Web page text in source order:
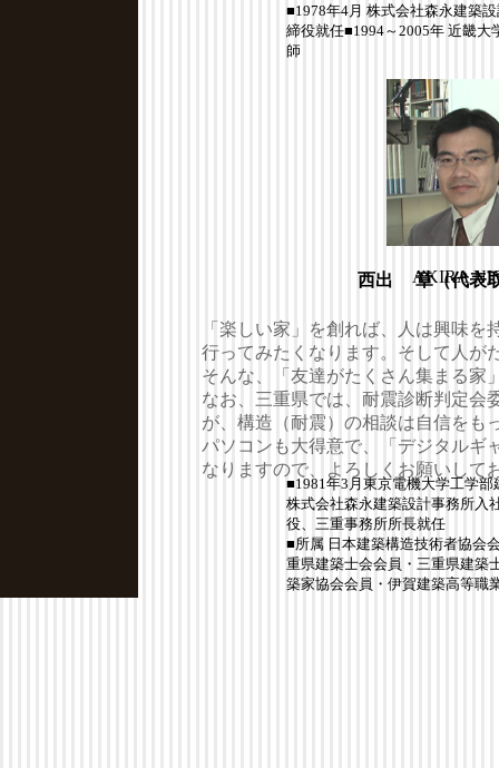
AKIRA
「楽しい家」を創れば、人は興味
行ってみたくなります。そして人が
そんな、「友達がたくさん集まる家
なお、三重県では、耐震診断判定会
が、構造（耐震）の相談は自信をも
パソコンも大得意で、「デジタルギ
なりますので、よろしくお願いして
西出 章（代表
■1981年3月東京電機大学工学
株式会社森永建築設計事務所入
役、三重事務所所長就任
■所属 日本建築構造技術者協会
重県建築士会会員・三重県建築
築家協会会員・伊賀建築高等職
■1978年4月 株式会社森永建築
締役就任■1994～2005年 近畿大
師